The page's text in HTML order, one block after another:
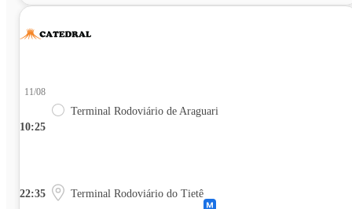
10:25
11/08
Terminal Rodoviário de Araguari
22:35 Terminal Rodoviário do Tietê